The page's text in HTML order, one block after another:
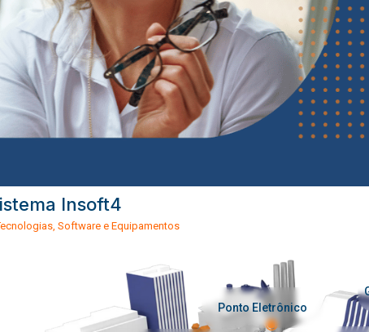
Insoft4
Software e Equipamentos
Ponto Eletrônico